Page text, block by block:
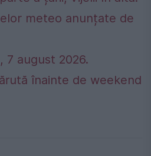
meteo anunțate de
7 august 2026.
înainte de weekend